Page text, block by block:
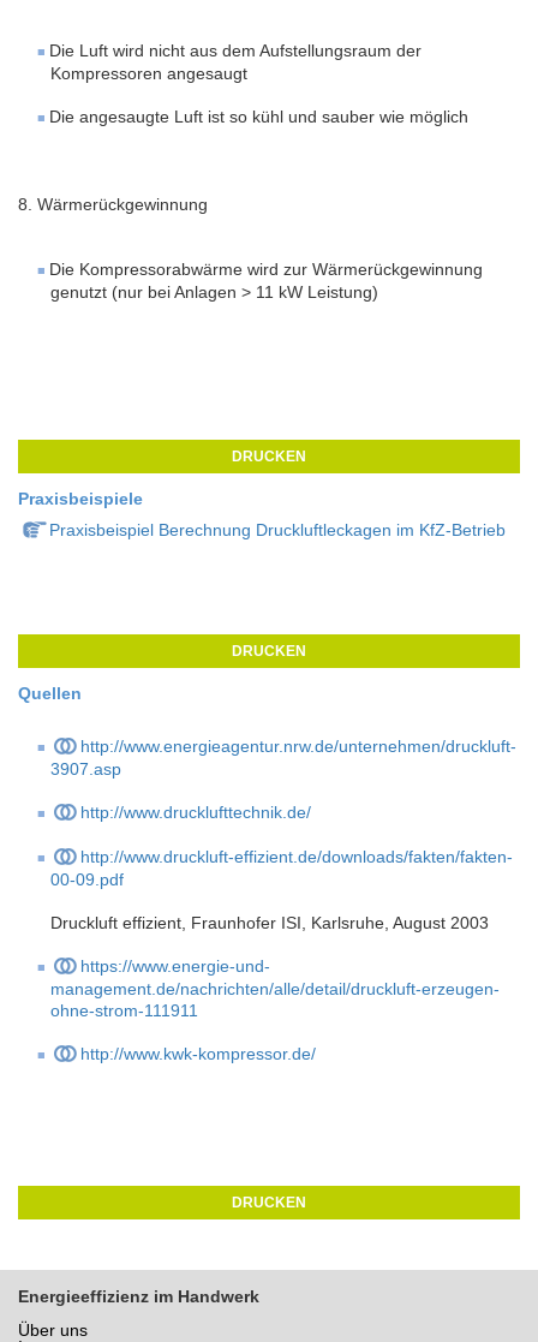
Die Luft wird nicht aus dem Aufstellungsraum der
Kompressoren angesaugt
Die angesaugte Luft ist so kühl und sauber wie möglich
8. Wärmerückgewinnung
Die Kompressorabwärme wird zur Wärmerückgewinnung
genutzt (nur bei Anlagen > 11 kW Leistung)
DRUCKEN
Praxisbeispiele
Praxisbeispiel Berechnung Druckluftleckagen im KfZ-Betrieb
DRUCKEN
Quellen
http://www.energieagentur.nrw.de/unternehmen/druckluft-
3907.asp
http://www.drucklufttechnik.de/
http://www.druckluft-effizient.de/downloads/fakten/fakten-
00-09.pdf
Druckluft effizient, Fraunhofer ISI, Karlsruhe, August 2003
https://www.energie-und-
management.de/nachrichten/alle/detail/druckluft-erzeugen-
ohne-strom-111911
http://www.kwk-kompressor.de/
DRUCKEN
Energieeffizienz im Handwerk
Über uns